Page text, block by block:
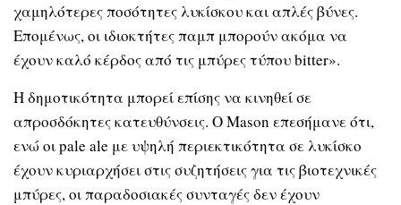
χαμηλότερες ποσότητες λυκίσκου και απλές βύνες.
Επομένως, οι ιδιοκτήτες παμπ μπορούν ακόμα να
έχουν καλό κέρδος από τις μπύρες τύπου bitter».
Η δημοτικότητα μπορεί επίσης να κινηθεί σε
απροσδόκητες κατευθύνσεις. Ο Mason επεσήμανε ότι,
ενώ οι pale ale με υψηλή περιεκτικότητα σε λυκίσκο
έχουν κυριαρχήσει στις συζητήσεις για τις βιοτεχνικές
μπύρες, οι παραδοσιακές συνταγές δεν έχουν